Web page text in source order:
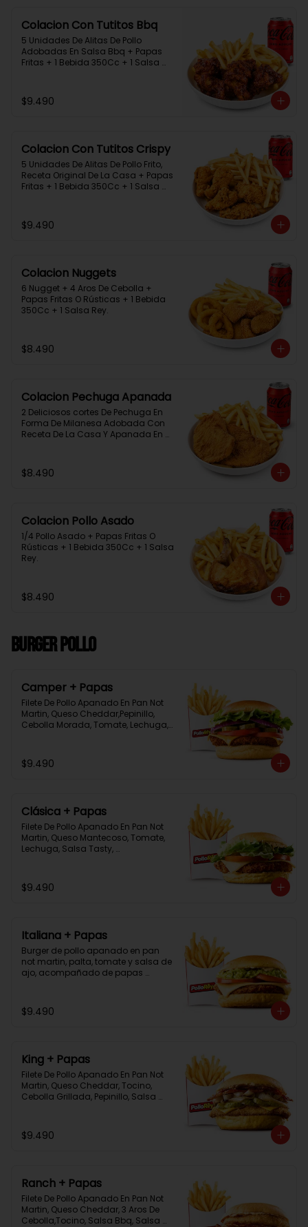
Colacion Con Tutitos Bbq
5 Unidades De Alitas De Pollo
Adobadas En Salsa Bbq + Papas
Fritas + 1 Bebida 350Cc + 1 Salsa
$9.490
Colacion Con Tutitos Crispy
5 Unidades De Alitas De Pollo Frito,
Receta Original De La Casa + Papas
Fritas + 1 Bebida 350Cc + 1 Salsa
$9.490
Colacion Nuggets
6 Nugget + 4 Aros De Cebolla +
Papas Fritas O Rústicas + 1 Bebida
350Cc + 1 Salsa Rey.
$8.490
Colacion Pechuga Apanada
2 Deliciosos cortes De Pechuga En
Forma De Milanesa Adobada Con
Receta De La Casa Y Apanada En
$8.490
Colacion Pollo Asado
1/4 Pollo Asado + Papas Fritas O
Rústicas + 1 Bebida 350Cc + 1 Salsa
Rey.
$8.490
Burger Pollo
Camper + Papas
Filete De Pollo Apanado En Pan Not
Martin, Queso Cheddar,Pepinillo,
Cebolla Morada, Tomate, Lechuga,
$9.490
Clásica + Papas
Filete De Pollo Apanado En Pan Not
Martin, Queso Mantecoso, Tomate,
Lechuga, Salsa Tasty,
$9.490
Italiana + Papas
Burger de pollo apanado en pan
not martin, palta, tomate y salsa de
ajo, acompañado de papas
$9.490
King + Papas
Filete De Pollo Apanado En Pan Not
Martin, Queso Cheddar, Tocino,
Cebolla Grillada, Pepinillo, Salsa
$9.490
Ranch + Papas
Filete De Pollo Apanado En Pan Not
Martin, Queso Cheddar, 3 Aros De
Cebolla,Tocino, Salsa Bbq, Salsa